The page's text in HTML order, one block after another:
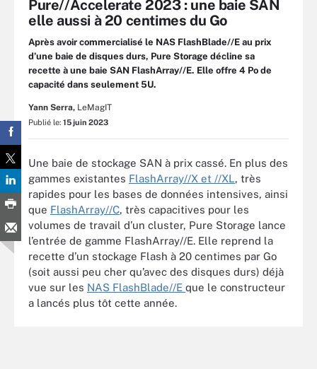
Pure//Accelerate 2023 : une baie SAN
elle aussi à 20 centimes du Go
Après avoir commercialisé le NAS FlashBlade//E au prix
d’une baie de disques durs, Pure Storage décline sa
recette à une baie SAN FlashArray//E. Elle offre 4 Po de
capacité dans seulement 5U.
Yann Serra, LeMagIT
Publié le: 15 juin 2023
Une baie de stockage SAN à prix cassé. En plus des
gammes existantes FlashArray//X et //XL, très
rapides pour les bases de données intensives, ainsi
que FlashArray//C, très capacitives pour les
volumes de travail d’un cluster, Pure Storage lance
l’entrée de gamme FlashArray//E. Elle reprend la
recette d’un stockage Flash à 20 centimes par Go
(soit aussi peu cher qu’avec des disques durs) déjà
vue sur les NAS FlashBlade//E que le constructeur
a lancés plus tôt cette année.